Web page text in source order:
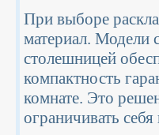
При выборе
материал. Модели
столешницей
компактность
комнате. Это
ограничивать